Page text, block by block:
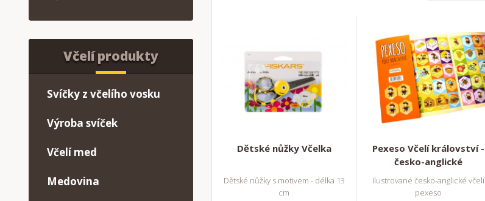
Dětské nůžky Včelka
Dětské nůžky s motivem - délka 13
cm
Pexeso Včelí království -
česko-anglické
Ilustrované česko-anglické včelí
pexeso
Včelí produkty
Svíčky z včelího vosku
Výroba svíček
Včelí med
Medovina